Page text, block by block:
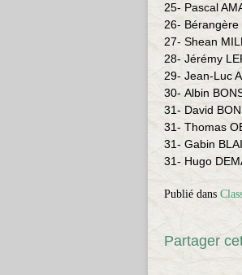
25- Pascal
26- Bérangère
27- Shean
28- Jérémy
29- Jean-Luc
30- Albin
31- David
31- Thomas
31- Gabin
31- Hugo
Publié dans
Partager